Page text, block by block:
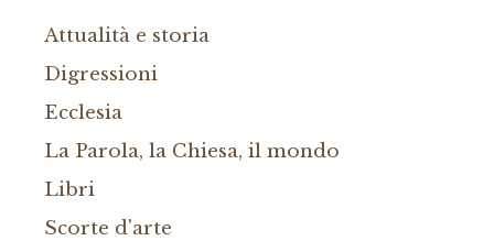
Attualità e storia
Digressioni
Ecclesia
La Parola, la Chiesa, il mondo
Libri
Scorte d'arte